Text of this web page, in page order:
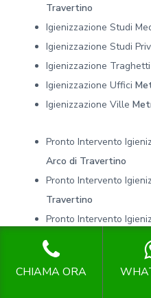
Travertino
Igienizzazione Studi
Igienizzazione Studi
Igienizzazione Traghetti
Igienizzazione Uffici
Igienizzazione Ville
Pronto Intervento
Arco di Travertino
Pronto Intervento
Travertino
Pronto Intervento
Travertino
Pronto Intervento
Arco di Travertino
CHIAMA ORA